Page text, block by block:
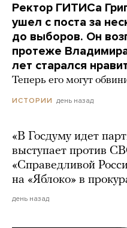
Ректор ГИТИСа
ушел с поста за
до выборов. Он
протеже
лет старался
Теперь его могут
ИСТОРИИ день назад
«В Госдуму идет
выступает против
«Справедливой
на «Яблоко» в
день назад